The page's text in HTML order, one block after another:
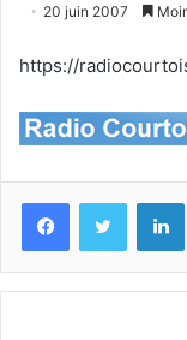
20 juin 2007
https://
FacebookTwitter